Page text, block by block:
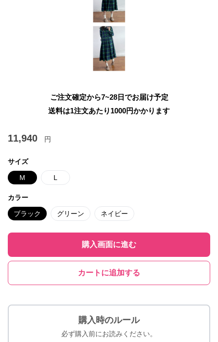
ご注文確定から7~28日でお届け予定
送料は1注文あたり 1000円かかります
11,940 円
サイズ
M L
カラー
ブラック グリーン ネイビー
購入画面に進む
カートに追加する
購入時のルール
必ず購入前にお読みください。